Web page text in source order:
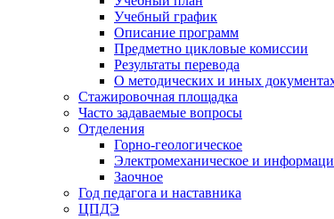
Учебный график
Описание программ
Предметно цикловые комиссии
Результаты перевода
О методических и иных
Стажировочная площадка
Часто задаваемые вопросы
Отделения
Горно-геологическое
Электромеханическое и
Заочное
Год педагога и наставника
ЦПДЭ